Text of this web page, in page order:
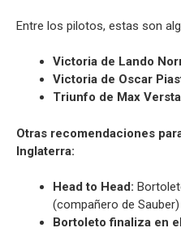
Entre los pilotos, estas son
Victoria de Lando
Victoria de Oscar
Triunfo de Max
Otras recomendaciones
Inglaterra:
Head to Head:
(compañero de
Bortoleto finaliza en